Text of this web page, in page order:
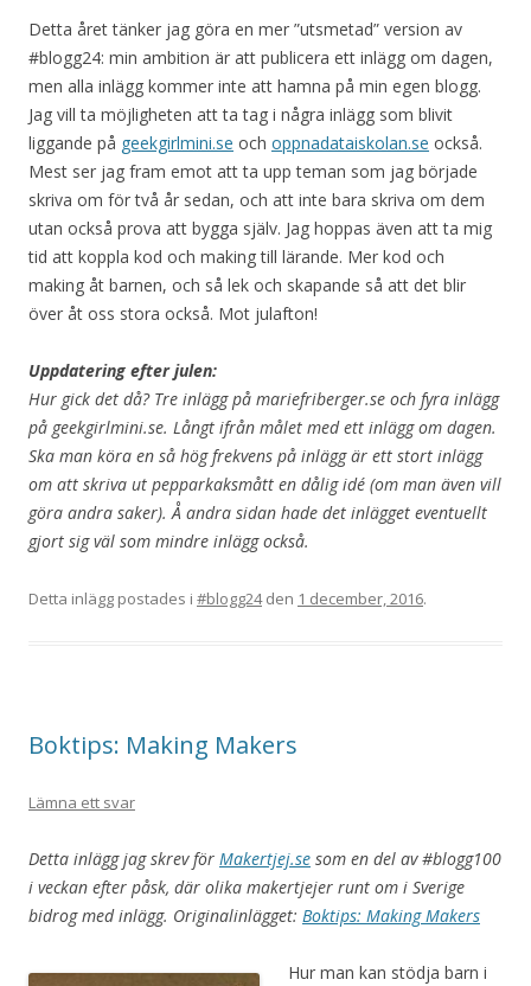
Detta året tänker jag göra en mer ”utsmetad” version av
#blogg24: min ambition är att publicera ett inlägg om dagen,
men alla inlägg kommer inte att hamna på min egen blogg.
Jag vill ta möjligheten att ta tag i några inlägg som blivit
liggande på geekgirlmini.se och oppnadataiskolan.se också.
Mest ser jag fram emot att ta upp teman som jag började
skriva om för två år sedan, och att inte bara skriva om dem
utan också prova att bygga själv. Jag hoppas även att ta mig
tid att koppla kod och making till lärande. Mer kod och
making åt barnen, och så lek och skapande så att det blir
över åt oss stora också. Mot julafton!
Uppdatering efter julen:
Hur gick det då? Tre inlägg på mariefriberger.se och fyra inlägg
på geekgirlmini.se. Långt ifrån målet med ett inlägg om dagen.
Ska man köra en så hög frekvens på inlägg är ett stort inlägg
om att skriva ut pepparkaksmått en dålig idé (om man även vill
göra andra saker). Å andra sidan hade det inlägget eventuellt
gjort sig väl som mindre inlägg också.
Detta inlägg postades i #blogg24den 1 december, 2016.
Boktips: Making Makers
Lämna ett svar
Detta inlägg jag skrev för Makertjej.se som en del av #blogg100
i veckan efter påsk, där olika makertjejer runt om i Sverige
bidrog med inlägg. Originalinlägget: Boktips: Making Makers
Hur man kan stödja barn i